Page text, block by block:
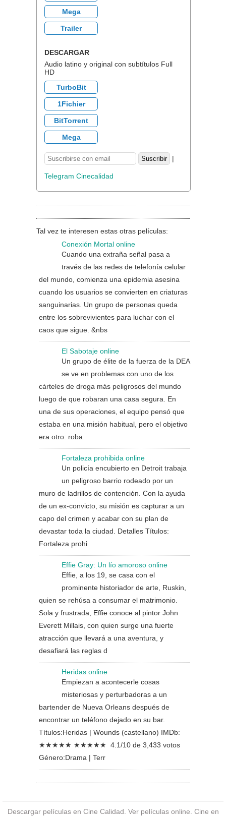
Mega
Trailer
DESCARGAR
Audio latino y original con subtítulos Full
HD
TurboBit
1Fichier
BitTorrent
Mega
|
Telegram Cinecalidad
Tal vez te interesen estas otras películas:
Conexión Mortal online
Cuando una extraña señal pasa a
través de las redes de telefonía celular
del mundo, comienza una epidemia asesina
cuando los usuarios se convierten en criaturas
sanguinarias. Un grupo de personas queda
entre los sobrevivientes para luchar con el
caos que sigue. &nbs
El Sabotaje online
Un grupo de élite de la fuerza de la DEA
se ve en problemas con uno de los
cárteles de droga más peligrosos del mundo
luego de que robaran una casa segura. En
una de sus operaciones, el equipo pensó que
estaba en una misión habitual, pero el objetivo
era otro: roba
Fortaleza prohibida online
Un policía encubierto en Detroit trabaja
un peligroso barrio rodeado por un
muro de ladrillos de contención. Con la ayuda
de un ex-convicto, su misión es capturar a un
capo del crimen y acabar con su plan de
devastar toda la ciudad. Detalles Títulos:
Fortaleza prohi
Effie Gray: Un lío amoroso online
Effie, a los 19, se casa con el
prominente historiador de arte, Ruskin,
quien se rehúsa a consumar el matrimonio.
Sola y frustrada, Effie conoce al pintor John
Everett Millais, con quien surge una fuerte
atracción que llevará a una aventura, y
desafiará las reglas d
Heridas online
Empiezan a acontecerle cosas
misteriosas y perturbadoras a un
bartender de Nueva Orleans después de
encontrar un teléfono dejado en su bar.
Títulos:Heridas | Wounds (castellano) IMDb:
★★★★★ ★★★★★ 4.1/10 de 3,433 votos
Género:Drama | Terr
Descargar películas en Cine Calidad. Ver películas online . Cine en